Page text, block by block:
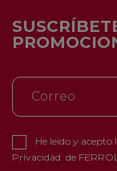
He leído y acepto
Privacidad de